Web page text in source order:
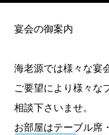
宴会の御案内
海老源では様々な宴
ご要望により様々な
相談下さいませ。
お部屋はテーブル席